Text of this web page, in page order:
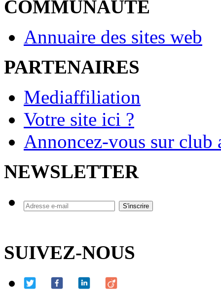
COMMUNAUTE
Annuaire des sites web
PARTENAIRES
Mediaffiliation
Votre site ici ?
Annoncez-vous sur
NEWSLETTER
SUIVEZ-NOUS